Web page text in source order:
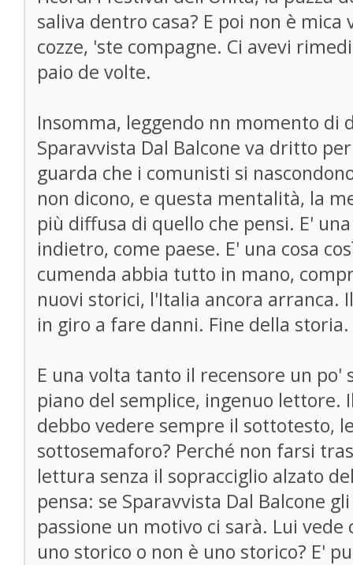
saliva dentro casa? E poi non è
cozze, 'ste compagne. Ci avevi
paio de volte.
Insomma, leggendo nn momento di
Sparavvista Dal Balcone va dritto
guarda che i comunisti si
non dicono, e questa mentalità, la
più diffusa di quello che pensi. E'
indietro, come paese. E' una cosa
cumenda abbia tutto in mano,
nuovi storici, l'Italia ancora arranca.
in giro a fare danni. Fine della storia.
E una volta tanto il recensore un po'
piano del semplice, ingenuo lettore.
debbo vedere sempre il sottotesto,
sottosemaforo? Perché non farsi
lettura senza il sopracciglio alzato
pensa: se Sparavvista Dal Balcone
passione un motivo ci sarà. Lui vede
uno storico o non è uno storico? E'